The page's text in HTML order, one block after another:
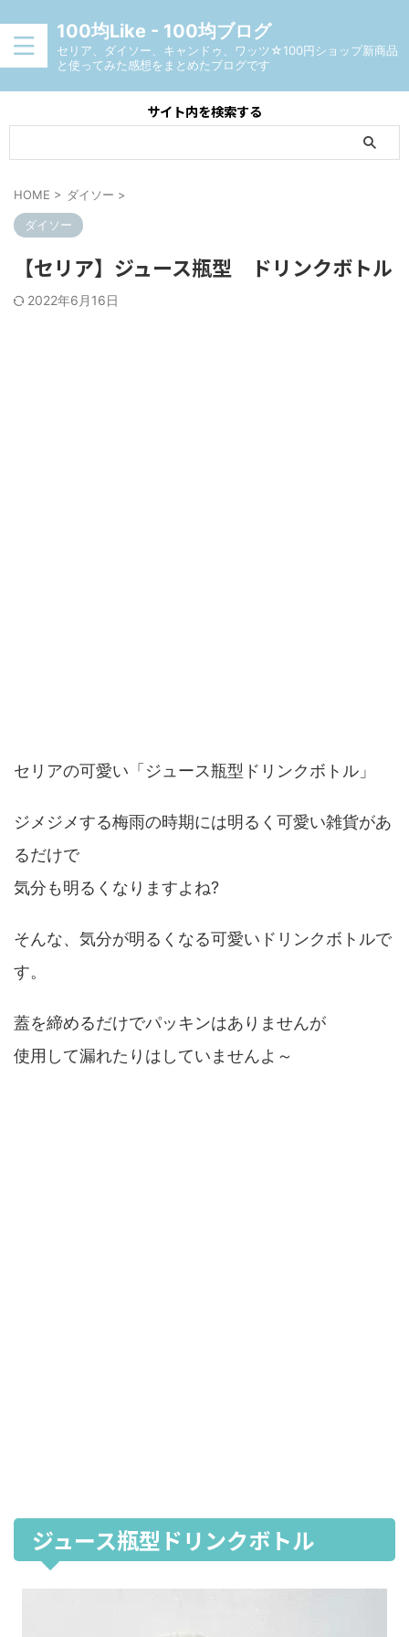
100均Like - 100均ブログ
セリア、ダイソー、キャンドゥ、ワッツ☆100円ショップ新商品
と使ってみた感想をまとめたブログです
サイト内を検索する
HOME > ダイソー >
ダイソー
【セリア】ジュース瓶型 ドリンクボトル
2022年6月16日
セリアの可愛い「ジュース瓶型ドリンクボトル」
ジメジメする梅雨の時期には明るく可愛い雑貨があ
るだけで
気分も明るくなりますよね?
そんな、気分が明るくなる可愛いドリンクボトルで
す。
蓋を締めるだけでパッキンはありませんが
使用して漏れたりはしていませんよ～
ジュース瓶型ドリンクボトル